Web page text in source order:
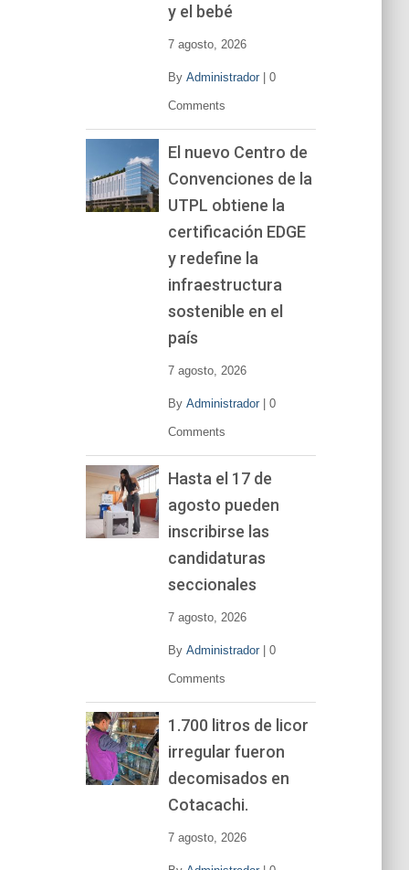
y el bebé
7 agosto, 2026
By Administrador| 0
Comments
El nuevo Centro de
Convenciones de la
UTPL obtiene la
certificación EDGE
y redefine la
infraestructura
sostenible en el
país
7 agosto, 2026
By Administrador| 0
Comments
Hasta el 17 de
agosto pueden
inscribirse las
candidaturas
seccionales
7 agosto, 2026
By Administrador| 0
Comments
1.700 litros de licor
irregular fueron
decomisados en
Cotacachi.
7 agosto, 2026